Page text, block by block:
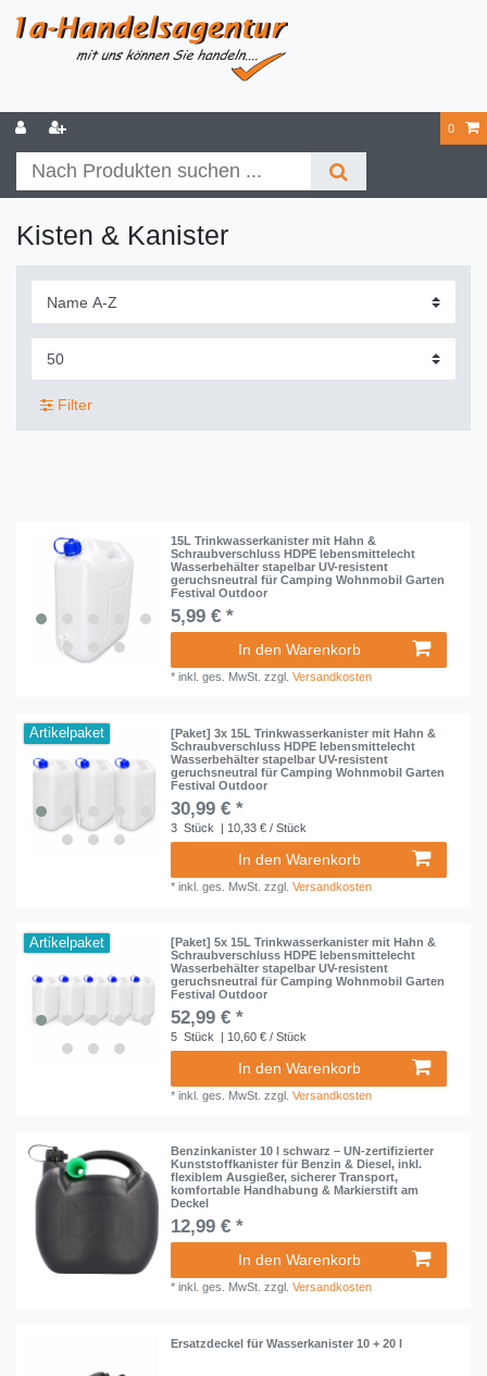
0
Kisten & Kanister
Filter
15L Trinkwasserkanister mit Hahn &
Schraubverschluss HDPE lebensmittelecht
Wasserbehälter stapelbar UV-resistent
geruchsneutral für Camping Wohnmobil Garten
Festival Outdoor
5,99 € *
In den Warenkorb
*inkl. ges. MwSt. zzgl.Versandkosten
Artikelpaket
[Paket] 3x 15L Trinkwasserkanister mit Hahn &
Schraubverschluss HDPE lebensmittelecht
Wasserbehälter stapelbar UV-resistent
geruchsneutral für Camping Wohnmobil Garten
Festival Outdoor
30,99 € *
3 Stück | 10,33 € / Stück
In den Warenkorb
*inkl. ges. MwSt. zzgl.Versandkosten
Artikelpaket
[Paket] 5x 15L Trinkwasserkanister mit Hahn &
Schraubverschluss HDPE lebensmittelecht
Wasserbehälter stapelbar UV-resistent
geruchsneutral für Camping Wohnmobil Garten
Festival Outdoor
52,99 € *
5 Stück | 10,60 € / Stück
In den Warenkorb
*inkl. ges. MwSt. zzgl.Versandkosten
Benzinkanister 10 l schwarz – UN-zertifizierter
Kunststoffkanister für Benzin & Diesel, inkl.
flexiblem Ausgießer, sicherer Transport,
komfortable Handhabung & Markierstift am
Deckel
12,99 € *
In den Warenkorb
*inkl. ges. MwSt. zzgl.Versandkosten
Ersatzdeckel für Wasserkanister 10 + 20 l